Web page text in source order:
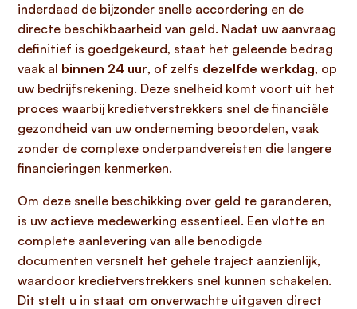
inderdaad de bijzonder snelle accordering en de
directe beschikbaarheid van geld. Nadat uw aanvraag
definitief is goedgekeurd, staat het geleende bedrag
vaak al binnen 24 uur, of zelfs dezelfde werkdag, op
uw bedrijfsrekening. Deze snelheid komt voort uit het
proces waarbij kredietverstrekkers snel de financiële
gezondheid van uw onderneming beoordelen, vaak
zonder de complexe onderpandvereisten die langere
financieringen kenmerken.
Om deze snelle beschikking over geld te garanderen,
is uw actieve medewerking essentieel. Een vlotte en
complete aanlevering van alle benodigde
documenten versnelt het gehele traject aanzienlijk,
waardoor kredietverstrekkers snel kunnen schakelen.
Dit stelt u in staat om onverwachte uitgaven direct